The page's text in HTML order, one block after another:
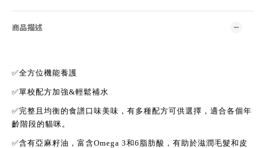
商品描述
✅全方位機能養護
✅單校配方加強&輕鬆補水
✅完整且均衡的食譜口味美味，有多種配方可供選擇，適合各個年
齡階段的貓咪。
✅含有亞麻籽油，富含Omega 3和6脂肪酸，有助於滋潤毛髮和皮